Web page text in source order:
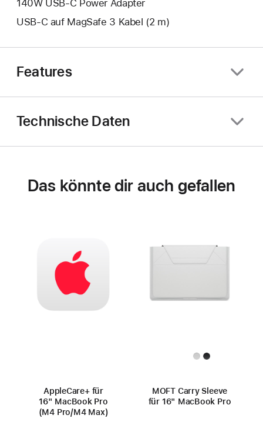
140W USB‑C Power Adapter
USB‑C auf MagSafe 3 Kabel (2 m)
Features
Technische Daten
Das könnte dir auch gefallen
AppleCare+ für
16" MacBook Pro
(M4 Pro/M4 Max)
MOFT Carry Sleeve
für 16" MacBook Pro